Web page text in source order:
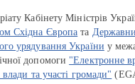
Кабінету Міністрів
Східна Європа та
урядування України у
допомоги "Електронне
влади та участі громади"